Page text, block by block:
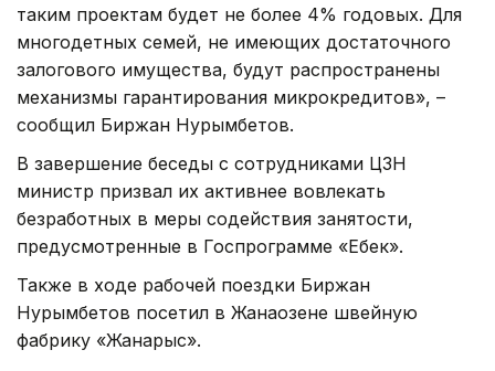
таким проектам будет не более 4% годовых. Для
многодетных семей, не имеющих достаточного
залогового имущества, будут распространены
механизмы гарантирования микрокредитов», –
сообщил Биржан Нурымбетов.
В завершение беседы с сотрудниками ЦЗН
министр призвал их активнее вовлекать
безработных в меры содействия занятости,
предусмотренные в Госпрограмме «Еңбек».
Также в ходе рабочей поездки Биржан
Нурымбетов посетил в Жанаозене швейную
фабрику «Жанарыс».